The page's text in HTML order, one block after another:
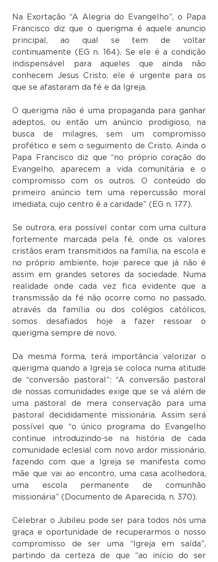
Na Exortação “A Alegria do Evangelho”, o Papa
Francisco diz que o querigma é aquele anuncio
principal, ao qual se tem de voltar
continuamente (EG n. 164). Se ele é a condição
indispensável para aqueles que ainda não
conhecem Jesus Cristo, ele é urgente para os
que se afastaram da fé e da Igreja.
O querigma não é uma propaganda para ganhar
adeptos, ou então um anúncio prodigioso, na
busca de milagres, sem um compromisso
profético e sem o seguimento de Cristo. Ainda o
Papa Francisco diz que “no próprio coração do
Evangelho, aparecem a vida comunitária e o
compromisso com os outros. O conteúdo do
primeiro anúncio tem uma repercussão moral
imediata, cujo centro é a caridade” (EG n. 177).
Se outrora, era possível contar com uma cultura
fortemente marcada pela fé, onde os valores
cristãos eram transmitidos na família, na escola e
no próprio ambiente, hoje parece que já não é
assim em grandes setores da sociedade. Numa
realidade onde cada vez fica evidente que a
transmissão da fé não ocorre como no passado,
através da família ou dos colégios católicos,
somos desafiados hoje a fazer ressoar o
querigma sempre de novo.
Da mesma forma, terá importância valorizar o
querigma quando a Igreja se coloca numa atitude
de “conversão pastoral”: “A conversão pastoral
de nossas comunidades exige que se vá além de
uma pastoral de mera conservação para uma
pastoral decididamente missionária. Assim será
possível que “o único programa do Evangelho
continue introduzindo-se na história de cada
comunidade eclesial com novo ardor missionário,
fazendo com que a Igreja se manifesta como
mãe que vai ao encontro, uma casa acolhedora,
uma escola permanente de comunhão
missionária” (Documento de Aparecida, n. 370).
Celebrar o Jubileu pode ser para todos nós uma
graça e oportunidade de recuperarmos o nosso
compromisso de ser uma “Igreja em saída”,
partindo da certeza de que “ao início do ser